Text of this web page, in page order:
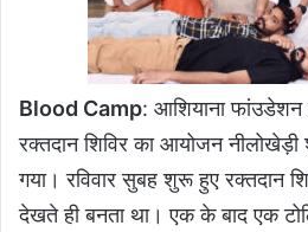
Blood Camp: आशियाना
रक्तदान शिविर का आयोजन
गया। रविवार सुबह शुरू हुए रक्तदान
देखते ही बनता था। एक के बाद एक